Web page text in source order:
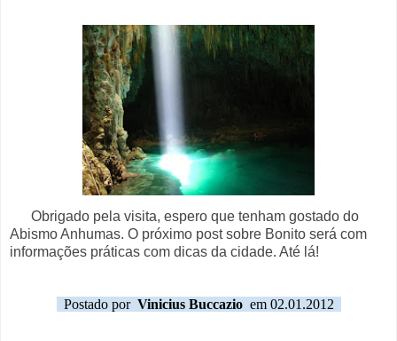
Obrigado pela visita, espero que tenham gostado do
Abismo Anhumas. O próximo post sobre Bonito será com
informações práticas com dicas da cidade. Até lá!
Postado por Vinicius Buccazioem 02.01.2012